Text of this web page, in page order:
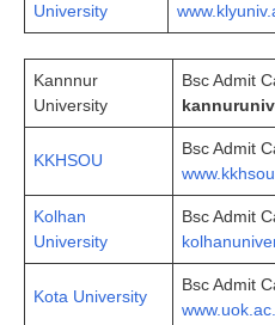
University
Kannnur
University
Bsc Admit
kann
KKHSOU
Bsc Admit
Kolhan
University
Bsc Admit
Kota University
Bsc Admit